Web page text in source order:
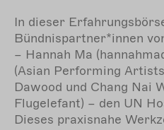
In dieser
Bündnispartner*innen
– Hannah Ma
(Asian Performing
Dawood und Chang Nai
Flugelefant) – den UN
Dieses praxisnahe